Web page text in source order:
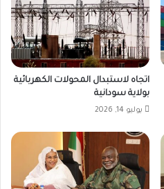
اتجاه لاستبدال المحولات الكهربائية
بولاية سودانية
يوليو 14, 2026